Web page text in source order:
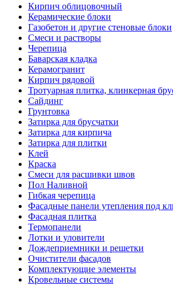
Кирпич облицовочный
Керамические блоки
Газобетон и другие стеновые блоки
Смеси и растворы
Черепица
Баварская кладка
Керамогранит
Кирпич рядовой
Тротуарная плитка, клинкерная
Сайдинг
Грунтовка
Затирка для брусчатки
Затирка для кирпича
Затирка для плитки
Клей
Краска
Смеси для расшивки швов
Пол Наливной
Гибкая черепица
Фасадные панели утепления под
Фасадная плитка
Термопанели
Лотки и уловители
Дождеприемники и решетки
Очистители фасадов
Комплектующие элементы
Кровельные системы